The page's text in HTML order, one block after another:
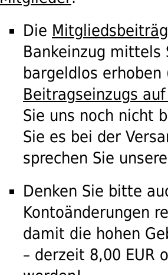
Die
Bankeinzug mittels
bargeldlos erhoben
Beitragseinzugs auf
Sie uns noch nicht
Sie es bei der
sprechen Sie
Denken Sie bitte
Kontoänderungen
damit die hohen
– derzeit 8,00 EUR